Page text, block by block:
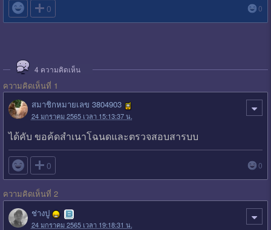
 0 0
4 ความคิดเห็น
ความคิดเห็นที่ 1
สมาชิกหมายเลข 3804903
24 มกราคม 2565 เวลา 15:13:37 น.
ได้คับ ขอค้ดสำเนาโฉนดและตรวจสอบสารบบ
 0 0
ความคิดเห็นที่ 2
ช่างปู
24 มกราคม 2565 เวลา 19:18:31 น.